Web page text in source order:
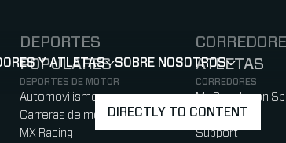
DIRECTLY TO CONTENT
Y ATLETAS SHOW SUBMENU
SOBRE NOSOTROS SHOW
DEPORTES
POPULARES
DEPORTES DE MOTOR
Automovilismo
Carreras de motos
MX Racing
ATLETAS
CORREDORES
My Results on
Webshop
Support